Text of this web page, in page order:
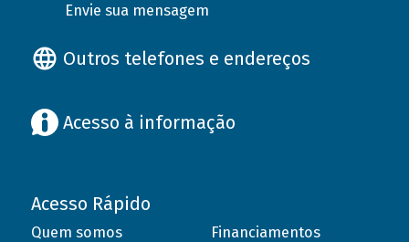
Envie sua mensagem
Outros telefones e endereços
Acesso à informação
Acesso Rápido
Quem somos
Financiamentos